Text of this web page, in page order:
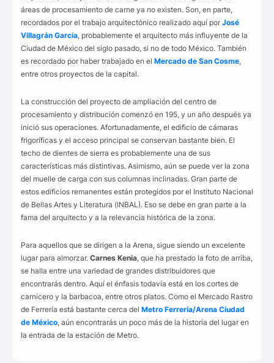
áreas de procesamiento de carne ya no existen. Son, en parte,
recordados por el trabajo arquitectónico realizado aquí por José
Villagrán García, probablemente el arquitecto más influyente de la
Ciudad de México del siglo pasado, si no de todo México. También
es recordado por haber trabajado en el Mercado de San Cosme,
entre otros proyectos de la capital.
La construcción del proyecto de ampliación del centro de
procesamiento y distribución comenzó en 195, y un año después ya
inició sus operaciones. Afortunadamente, el edificio de cámaras
frigoríficas y el acceso principal se conservan bastante bien. El
techo de dientes de sierra es probablemente una de sus
características más distintivas. Asimismo, aún se puede ver la zona
del muelle de carga con sus columnas inclinadas. Gran parte de
estos edificios remanentes están protegidos por el Instituto Nacional
de Bellas Artes y Literatura (INBAL). Eso se debe en gran parte a la
fama del arquitecto y a la relevancia histórica de la zona.
Para aquellos que se dirigen a la Arena, sigue siendo un excelente
lugar para almorzar. Carnes Kenia, que ha prestado la foto de arriba,
se halla entre una variedad de grandes distribuidores que
encontrarás dentro. Aquí el énfasis todavía está en los cortes de
carnicero y la barbacoa, entre otros platos. Como el Mercado Rastro
de Ferrería está bastante cerca del Metro Ferrería/Arena Ciudad
de México, aún encontrarás un poco más de la historia del lugar en
la entrada de la estación de Metro.